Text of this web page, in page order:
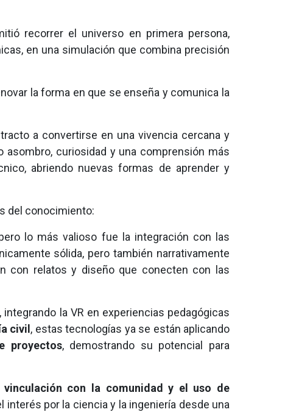
recorrer el universo en primera persona,
en una simulación que combina precisión
la forma en que se enseña y comunica la
a convertirse en una vivencia cercana y
curiosidad y una comprensión más
abriendo nuevas formas de aprender y
del conocimiento:
lo más valioso fue la integración con las
sólida, pero también narrativamente
con relatos y diseño que conecten con las
, integrando la VR en experiencias pedagógicas
civil , estas tecnologías ya se están aplicando
proyectos, demostrando su potencial para
con la comunidad y el uso de
por la ciencia y la ingeniería desde una